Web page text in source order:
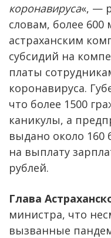
коронавируса«, —
словам, более
астраханским
субсидий на
платы
коронавируса.
что более 1500
каникулы, а
выдано около 160
на выплату
рублей.
Глава
министра, что
вызванные